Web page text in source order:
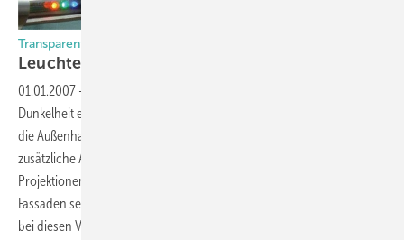
Transparente Medienfassaden
Leuchtende
01.01.2007 -
Dunkelheit ein Schattendasein fristeten, sind vorbei. Immer öfter wird
die Außenhaut zur leuchtenden Erscheinung, die der Architektur
zusätzliche Aufmerksamkeit verschafft. Gesteuertes Licht,
Projektionen, Rückprojektionen oder LED-Screens medialisieren die
Fassaden seit Ende der achtziger Jahre. Als nachteilig erwiesen sich
bei diesen Verfahren die auf die Nacht beschränkte Tauglichkeit, hohe